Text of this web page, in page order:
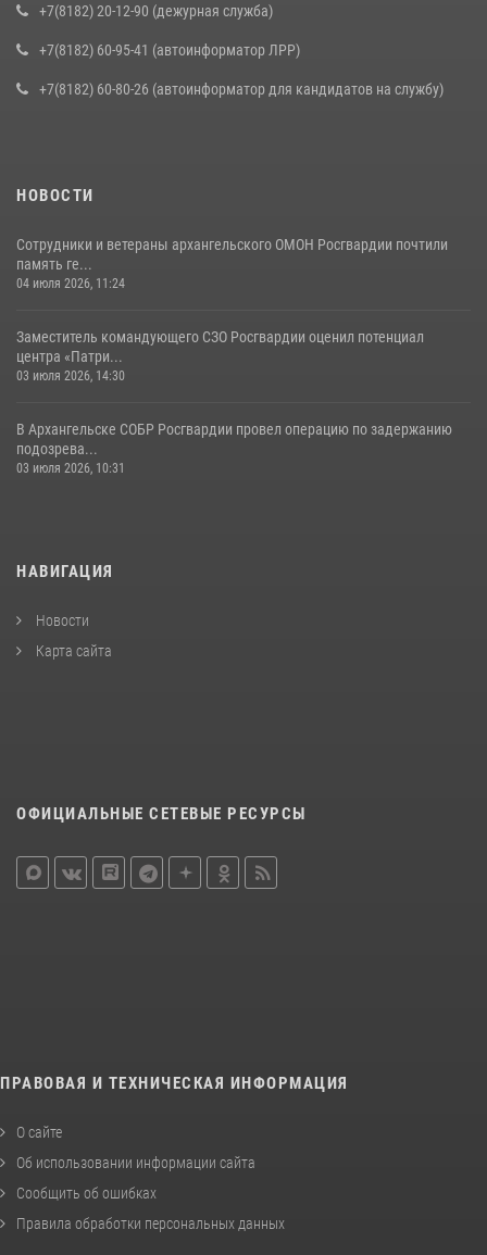
+7(8182) 20-12-90 (дежурная служба)
+7(8182) 60-95-41 (автоинформатор ЛРР)
+7(8182) 60-80-26 (автоинформатор для кандидатов на службу)
НОВОСТИ
Сотрудники и ветераны архангельского ОМОН Росгвардии почтили
память ге...
04 июля 2026, 11:24
Заместитель командующего СЗО Росгвардии оценил потенциал
центра «Патри...
03 июля 2026, 14:30
В Архангельске СОБР Росгвардии провел операцию по задержанию
подозрева...
03 июля 2026, 10:31
НАВИГАЦИЯ
Новости
Карта сайта
ОФИЦИАЛЬНЫЕ СЕТЕВЫЕ РЕСУРСЫ
ПРАВОВАЯ И ТЕХНИЧЕСКАЯ ИНФОРМАЦИЯ
О сайте
Об использовании информации сайта
Сообщить об ошибках
Правила обработки персональных данных